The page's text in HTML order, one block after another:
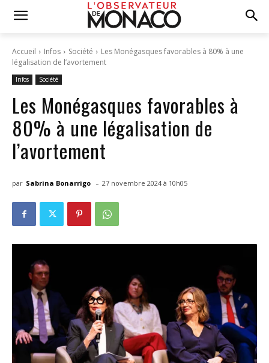
Accueil Infos Société
Les Monégasques favorables à 80% à une
légalisation de l’avortement
Infos Société
Les Monégasques favorables à
80% à une légalisation de
l’avortement
par Sabrina Bonarrigo - 27 novembre 2024 à 10h05